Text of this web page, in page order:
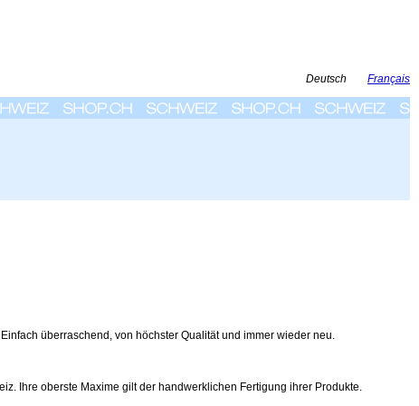
Deutsch Français
überraschend, von höchster Qualität und immer wieder neu.
Ihre oberste Maxime gilt der handwerklichen Fertigung ihrer Produkte.